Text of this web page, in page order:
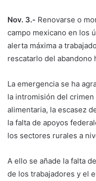
Nov. 3.- Renovarse o
campo mexicano en los
alerta máxima a
rescatarlo del abandono
La emergencia se ha
la intromisión del
alimentaria, la escasez
la falta de apoyos
los sectores rurales a
A ello se añade la falta
de los trabajadores y el